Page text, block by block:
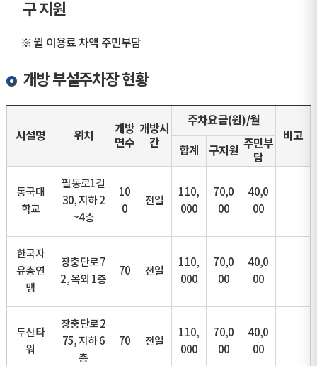
구 지원
※ 월 이용료 차액 주민부담
개방 부설주차장 현황
시설명 위치
개방
면수
개방시
간
주차요금(원)/월
비고
합계
구지원 주민부
담
동국대
학교
필동로1길
30, 지하 2
~4층
10
0
전일
110,
000
70,0
00
40,0
00
한국자
유총연
맹
장충단로 7
2, 옥외 1층
70 전일
110,
000
70,0
00
40,0
00
두산타
워
장충단로 2
75, 지하 6
층
70 전일
110,
000
70,0
00
40,0
00